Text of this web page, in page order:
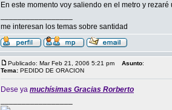
En este momento voy saliendo en el metro y
me interesan los temas sobre santidad
Publicado: Mar Feb 21, 2006 5:21 pm Asunto:
Tema: PEDIDO DE ORACION
Dese ya muchísimas Gracias Rorberto